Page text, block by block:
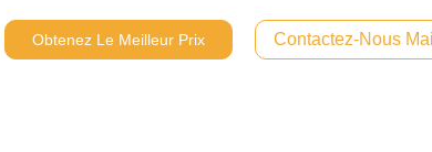
Obtenez Le Meilleur Prix Contactez-Nous